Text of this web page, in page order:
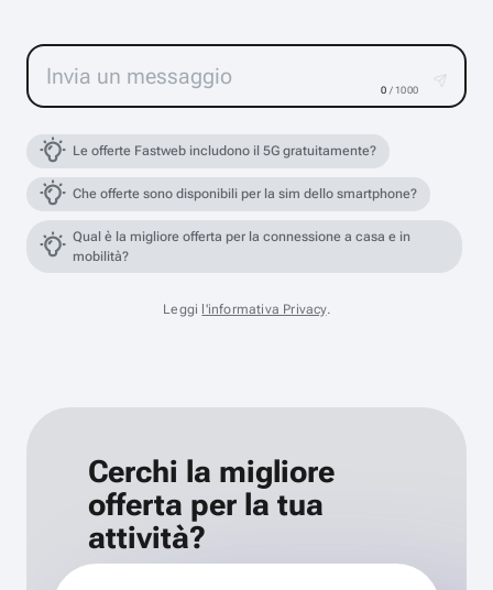
0 / 1000
Le offerte Fastweb includono il 5G gratuitamente?
Che offerte sono disponibili per la sim dello smartphone?
Qual è la migliore offerta per la connessione a casa e in
mobilità?
Leggi l'informativa Privacy.
Cerchi la migliore
offerta per la tua
attività?